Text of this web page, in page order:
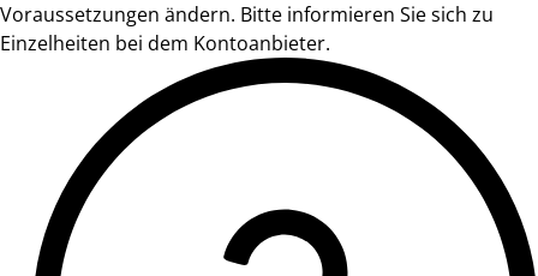
Voraussetzungen ändern. Bitte informieren Sie sich zu
Einzelheiten bei dem Kontoanbieter.